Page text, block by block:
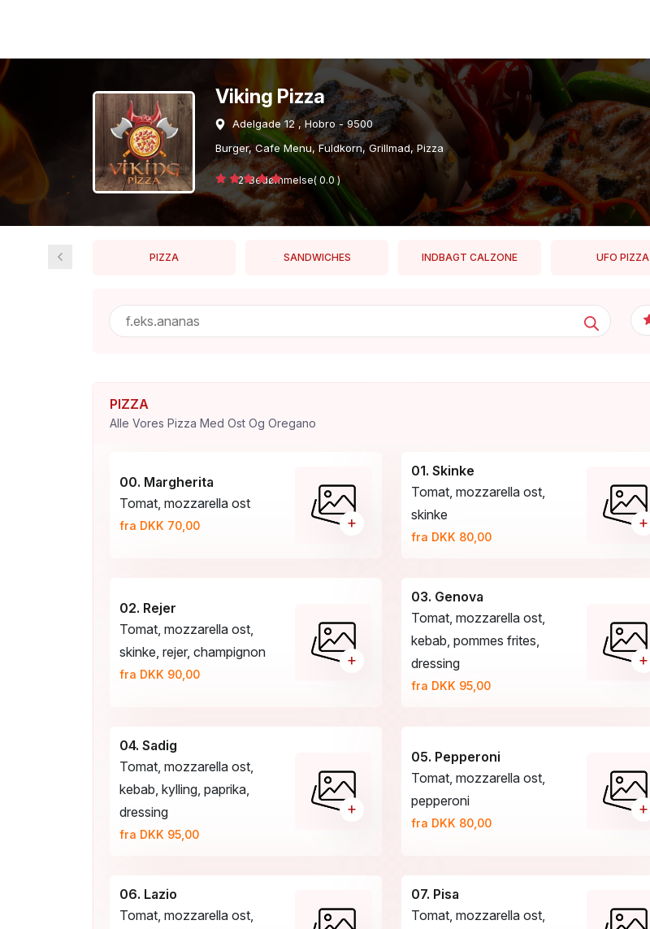
Viking Pizza
Adelgade 12 , Hobro - 9500
Burger, Cafe Menu, Fuldkorn, Grillmad, Pizza
2 Bedømmelse( 0.0 )
PIZZA SANDWICHES INDBAGT CALZONE UFO PIZZA
PIZZA
Alle Vores Pizza Med Ost Og Oregano
00. Margherita
Tomat, mozzarella ost
fra DKK 70,00 +
01. Skinke
Tomat, mozzarella ost,
skinke
fra DKK 80,00
+
02. Rejer
Tomat, mozzarella ost,
skinke, rejer, champignon
fra DKK 90,00
+
03. Genova
Tomat, mozzarella ost,
kebab, pommes frites,
dressing
fra DKK 95,00
+
04. Sadig
Tomat, mozzarella ost,
kebab, kylling, paprika,
dressing
fra DKK 95,00
+
05. Pepperoni
Tomat, mozzarella ost,
pepperoni
fra DKK 80,00
+
06. Lazio
Tomat, mozzarella ost,
07. Pisa
Tomat, mozzarella ost,